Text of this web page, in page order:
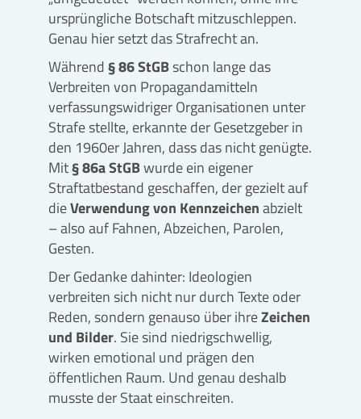
ursprüngliche Botschaft mitzuschleppen.
Genau hier setzt das Strafrecht an.
Während§ 86 StGBschon lange das
Verbreiten von Propagandamitteln
verfassungswidriger Organisationen unter
Strafe stellte, erkannte der Gesetzgeber in
den 1960er Jahren, dass das nicht genügte.
Mit§ 86a StGBwurde ein eigener
Straftatbestand geschaffen, der gezielt auf
dieVerwendung von Kennzeichenabzielt
– also auf Fahnen, Abzeichen, Parolen,
Gesten.
Der Gedanke dahinter: Ideologien
verbreiten sich nicht nur durch Texte oder
Reden, sondern genauso über ihreZeichen
und Bilder. Sie sind niedrigschwellig,
wirken emotional und prägen den
öffentlichen Raum. Und genau deshalb
musste der Staat einschreiten.